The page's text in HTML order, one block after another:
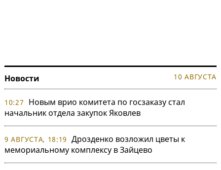
Новости 10 АВГУСТА
10:27
Новым врио комитета по госзаказу стал
начальник отдела закупок Яковлев
9 АВГУСТА, 18:19 Дрозденко возложил цветы к
мемориальному комплексу в Зайцево